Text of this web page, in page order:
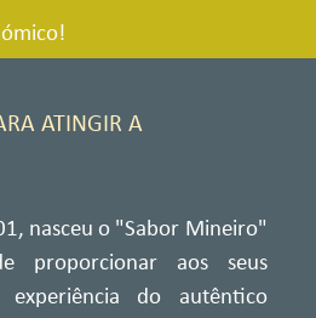
ATINGIR A
nasceu o "Sabor Mineiro"
proporcionar aos seus
do autêntico